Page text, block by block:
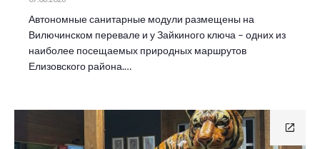
Автономные санитарные модули размещены на
Вилючинском перевале и у Зайкиного ключа – одних из
наиболее посещаемых природных маршрутов
Елизовского района.…